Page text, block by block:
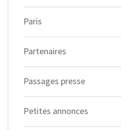
Paris
Partenaires
Passages presse
Petites annonces